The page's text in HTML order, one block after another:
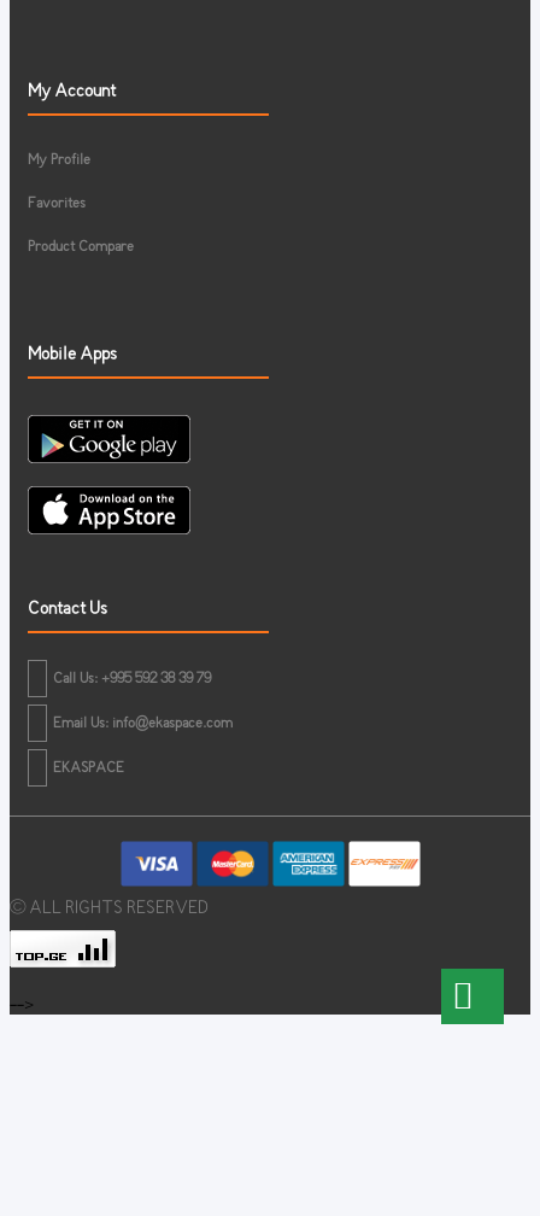
My Account
My Profile
Favorites
Product Compare
Mobile Apps
Contact Us
Call Us: +995 592 38 39 79
Email Us: info@ekaspace.com
EKASPACE
© ALL RIGHTS RESERVED
-->